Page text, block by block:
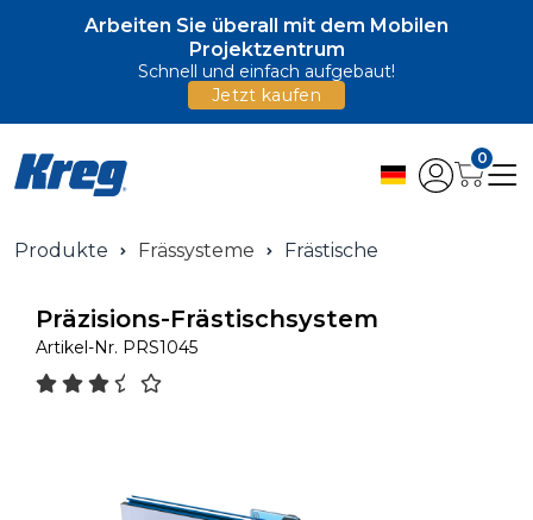
Arbeiten Sie überall mit dem Mobilen
Projektzentrum
Schnell und einfach aufgebaut!
Jetzt kaufen
0
Produkte Frässysteme Frästische
Präzisions-Frästischsystem
Artikel-Nr. PRS1045